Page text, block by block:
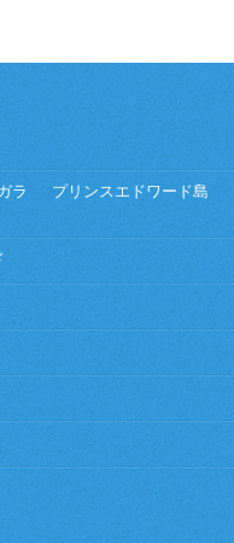
ラ プリンスエドワード島